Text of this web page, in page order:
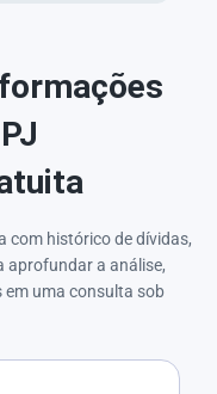
com histórico de dívidas,
aprofundar a análise,
em uma consulta sob